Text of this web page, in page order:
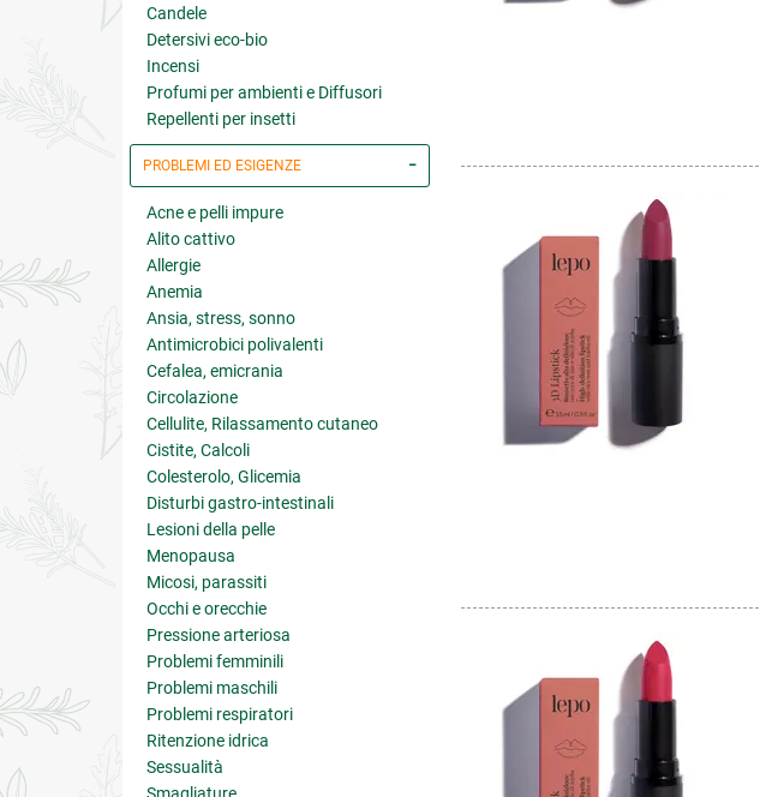
Candele
Detersivi eco-bio
Incensi
Profumi per ambienti e Diffusori
Repellenti per insetti
PROBLEMI ED ESIGENZE
Acne e pelli impure
Alito cattivo
Allergie
Anemia
Ansia, stress, sonno
Antimicrobici polivalenti
Cefalea, emicrania
Circolazione
Cellulite, Rilassamento cutaneo
Cistite, Calcoli
Colesterolo, Glicemia
Disturbi gastro-intestinali
Lesioni della pelle
Menopausa
Micosi, parassiti
Occhi e orecchie
Pressione arteriosa
Problemi femminili
Problemi maschili
Problemi respiratori
Ritenzione idrica
Sessualità